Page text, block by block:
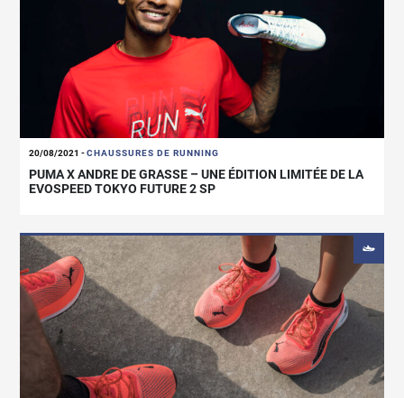
20/08/2021 -CHAUSSURES DE RUNNING
PUMA X ANDRE DE GRASSE – UNE ÉDITION LIMITÉE DE LA
EVOSPEED TOKYO FUTURE 2 SP